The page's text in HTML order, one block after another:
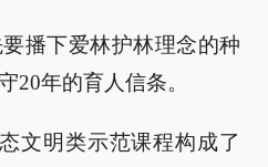
播下爱林护林理念的种
20年的育人信条。
文明类示范课程构成了